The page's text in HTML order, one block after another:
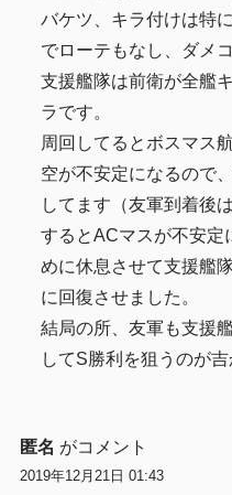
バケツ、キラ付けは特
でローテもなし、ダメ
支援艦隊は前衛が全艦
ラです。
周回してるとボスマス
空が不安定になるので
してます（友軍到着後
するとACマスが不安定
めに休息させて支援艦
に回復させました。
結局の所、友軍も支援
してS勝利を狙うのが吉
匿名 がコメント
2019年12月21日 01:43